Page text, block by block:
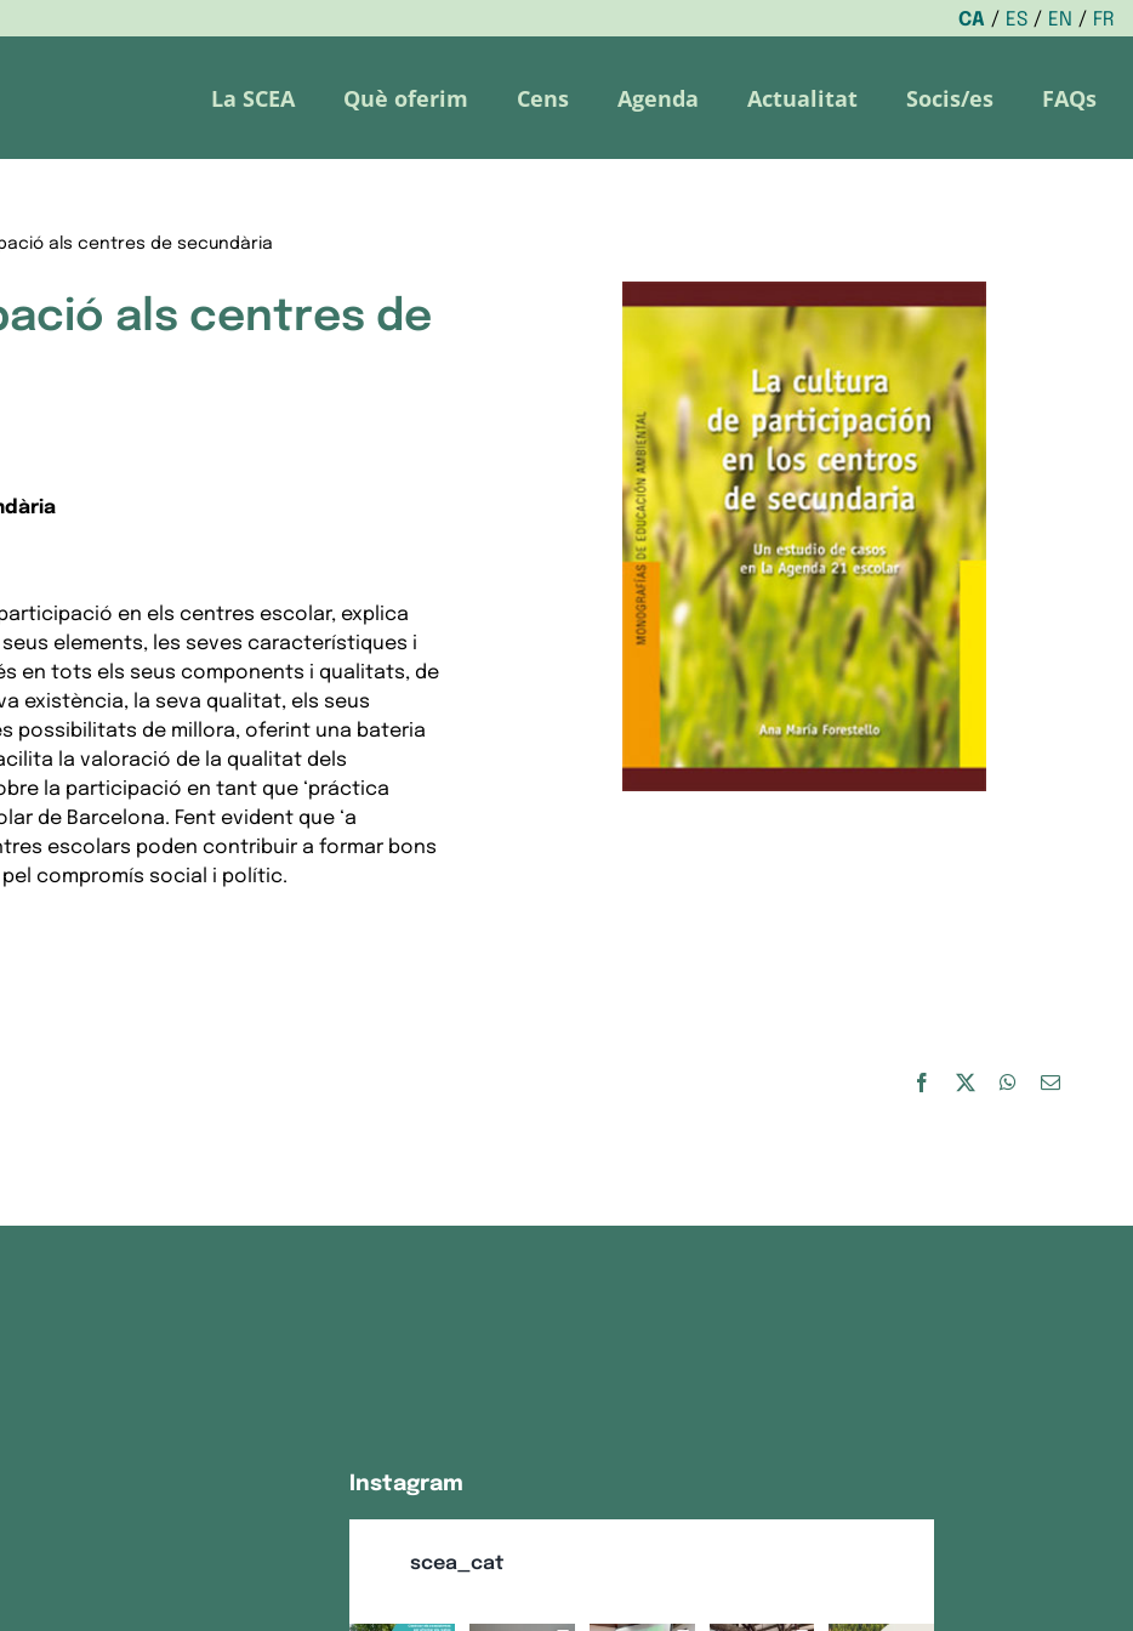
CA ES EN
FR
La SCEA Què oferim Cens Agenda Actualitat Socis/es FAQs
als centres de secundària
als centres de
en els centres escolar, explica
elements, les seves característiques i
en tots els seus components i qualitats, de
existència, la seva qualitat, els seus
possibilitats de millora, oferint una bateria
la valoració de la qualitat dels
la participació en tant que ‘práctica
de Barcelona. Fent evident que ‘a
escolars poden contribuir a formar bons
compromís social i polític.
Instagram
scea_cat